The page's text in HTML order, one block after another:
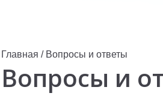
Главная / Вопросы и ответы
Вопросы и